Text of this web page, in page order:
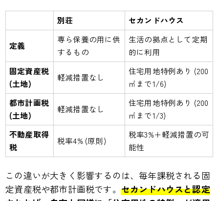
別荘 セカンドハウス
定義
専ら保養の用に供
するもの
生活の拠点として定期
的に利用
固定資産税
(土地)
軽減措置なし
住宅用地特例あり (200
㎡まで1/6)
都市計画税
(土地)
軽減措置なし
住宅用地特例あり (200
㎡まで1/3)
不動産取得
税
税率4% (原則)
税率3%＋軽減措置の可
能性
この違いが大きく影響するのは、毎年課税される固
定資産税や都市計画税です。 セカンドハウスと認定